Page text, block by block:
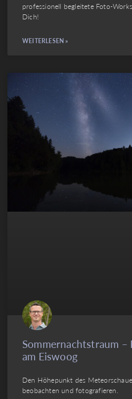
professionell begleitete Foto-
Dich!
WEITERLESEN »
Sommernachtstraum
am Eiswoog
Den Höhepunkt des
beobachten und fotografieren.